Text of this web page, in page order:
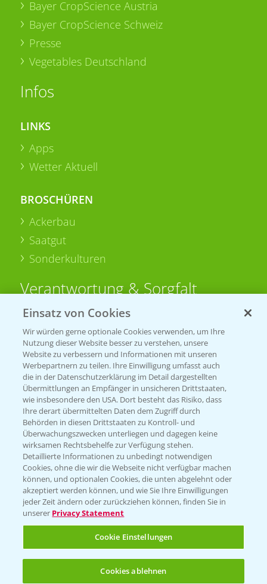
Bayer CropScience Austria
Bayer CropScience Schweiz
Presse
Vegetables Deutschland
Infos
LINKS
Apps
Wetter Aktuell
BROSCHÜREN
Ackerbau
Saatgut
Sonderkulturen
Verantwortung & Sorgfalt
Sammelstellen und Termine
PRE - Chemikalien sicher entsorgen
Sammelstellen und Termine
Kontakt & Notfall
Beratung auf WhatsApp
T.+49 (0)174 346 564 1
KONTAKT
Hilfe in Notfällen
+49 (0)214/30-20220
Einsatz von Cookies
Wir würden gerne optionale Cookies verwenden, um Ihre
Nutzung dieser Website besser zu verstehen, unsere
Website zu verbessern und Informationen mit unseren
Werbepartnern zu teilen. Ihre Einwilligung umfasst auch
die in der Datenschutzerklärung im Detail dargestellten
Übermittlungen an Empfänger in unsicheren Drittstaaten,
wie insbesondere den USA. Dort besteht das Risiko, dass
Ihre derart übermittelten Daten dem Zugriff durch
Behörden in diesen Drittstaaten zu Kontroll- und
Überwachungszwecken unterliegen und dagegen keine
wirksamen Rechtsbehelfe zur Verfügung stehen.
Detaillierte Informationen zu unbedingt notwendigen
Cookies, ohne die wir die Webseite nicht verfügbar machen
können, und optionalen Cookies, die unten abgelehnt oder
akzeptiert werden können, und wie Sie Ihre Einwilligungen
jeder Zeit ändern oder zurückziehen können, finden Sie in
unserer Privacy Statement
Cookie Einstellungen
Cookies ablehnen